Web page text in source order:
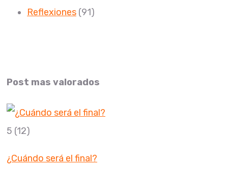
Reflexiones (91)
Post mas valorados
5 (12)
¿Cuándo será el final?